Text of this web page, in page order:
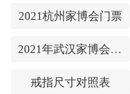
2021杭州家博会门票
2021年武汉家博会门票
戒指尺寸对照表